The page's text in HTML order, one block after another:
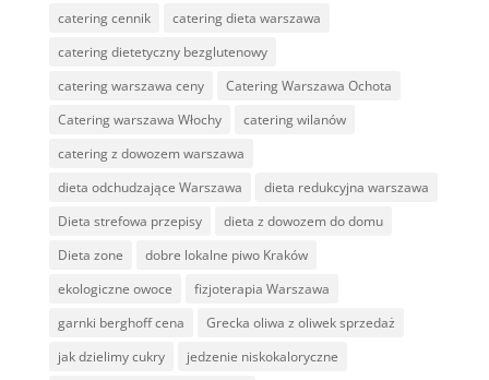
catering cennik
catering dieta warszawa
catering dietetyczny bezglutenowy
catering warszawa ceny
Catering Warszawa Ochota
Catering warszawa Włochy
catering wilanów
catering z dowozem warszawa
dieta odchudzające Warszawa
dieta redukcyjna warszawa
Dieta strefowa przepisy
dieta z dowozem do domu
Dieta zone
dobre lokalne piwo Kraków
ekologiczne owoce
fizjoterapia Warszawa
garnki berghoff cena
Grecka oliwa z oliwek sprzedaż
jak dzielimy cukry
jedzenie niskokaloryczne